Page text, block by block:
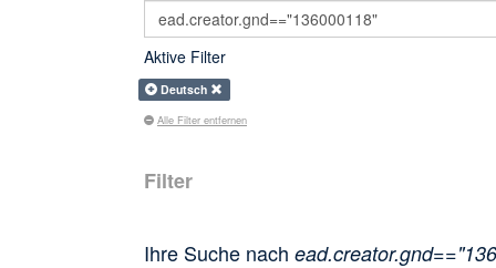
Aktive Filter
Deutsch
Alle Filter entfernen
Filter
Ihre Suche nach